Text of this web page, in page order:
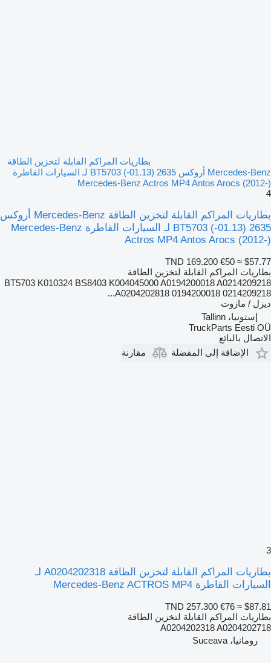
بطاريات المراكم القابلة لتخزين الطاقة
Mercedes-Benz أروكس 2635 (01.13-) BT5703 لـ السيارات القاطرة
Mercedes-Benz Actros MP4 Antos Arocs (2012-)
4
بطاريات المراكم القابلة لتخزين الطاقة Mercedes-Benz أروكس
2635 (01.13-) BT5703 لـ السيارات القاطرة Mercedes-Benz
Actros MP4 Antos Arocs (2012-)
TND 169.200 €50 ≈ $57.77
بطاريات المراكم القابلة لتخزين الطاقة
BT5703 K010324 BS8403 K004045000 A0194200018 A0214209218
A0204202818 0194200018 0214209218...
ديزل / مازوت
إستونيا، Tallinn
TruckParts Eesti OÜ
الاتصال بالبائع
الإضافة إلى المفضلة
مقارنة
3
بطاريات المراكم القابلة لتخزين الطاقة A0204202318 لـ
السيارات القاطرة Mercedes-Benz ACTROS MP4
TND 257.300 €76 ≈ $87.81
بطاريات المراكم القابلة لتخزين الطاقة
A0204202318 A0204202718
رومانيا، Suceava